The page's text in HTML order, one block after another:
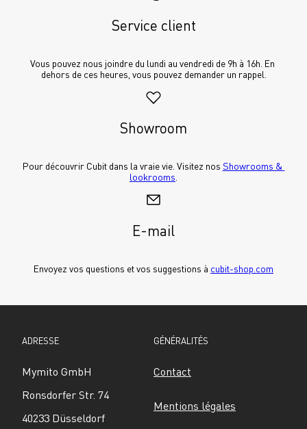
Service client
Vous pouvez nous joindre du lundi au vendredi de 9h à 16h. En
dehors de ces heures, vous pouvez demander un rappel.
Showroom
Pour découvrir Cubit dans la vraie vie. Visitez nos Showrooms &
lookrooms
E-mail
Envoyez vos questions et vos suggestions à cubit-shop.com
ADRESSE
Mymito GmbH
Ronsdorfer Str. 74
40233 Düsseldorf
GÉNÉRALITÉS
Contact
Mentions légales